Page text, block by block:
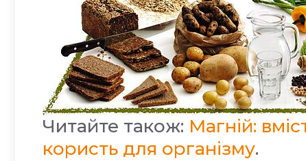
Читайте також: Магній:
користь для організму.